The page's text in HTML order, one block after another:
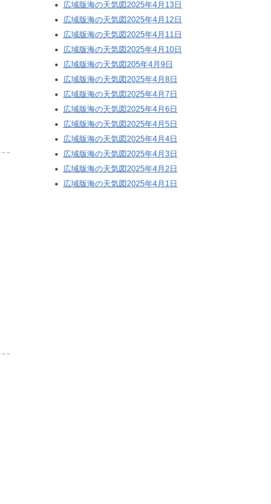
広域版海の天気図2025年4月13日
広域版海の天気図2025年4月12日
広域版海の天気図2025年4月11日
広域版海の天気図2025年4月10日
広域版海の天気図205年4月9日
広域版海の天気図2025年4月8日
広域版海の天気図2025年4月7日
広域版海の天気図2025年4月6日
広域版海の天気図2025年4月5日
広域版海の天気図2025年4月4日
広域版海の天気図2025年4月3日
広域版海の天気図2025年4月2日
広域版海の天気図2025年4月1日